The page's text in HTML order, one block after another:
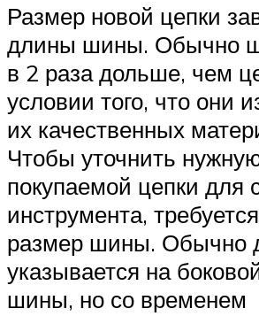
Размер новой цепки
длины шины. Обычно
в 2 раза дольше, чем
условии того, что они
их качественных
Чтобы уточнить
покупаемой цепки для
инструмента,
размер шины. Обычно
указывается на
шины, но со временем